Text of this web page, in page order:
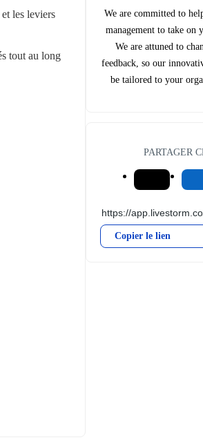
les leviers
tout au long
We are committed to
management to take on
We are attuned to
feedback, so our
be tailored to your
PARTAGER
Copier le lien